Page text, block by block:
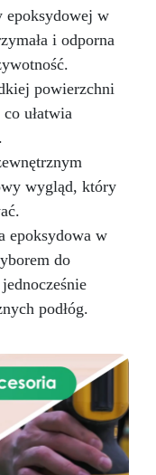
epoksydowej w
i odporna
powierzchni
ułatwia
wygląd, który
epoksydowa w
do
podłóg.